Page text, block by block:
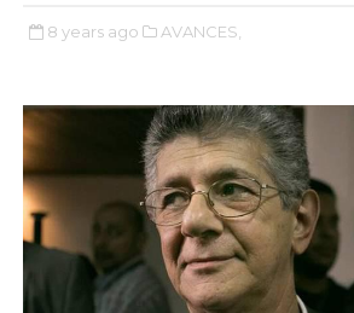
8 years ago AVANCES,